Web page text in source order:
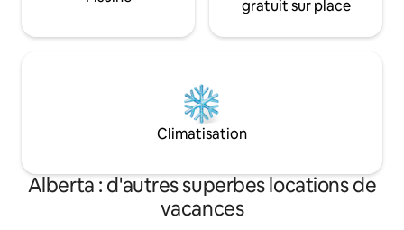
gratuit sur place
Climatisation
Alberta : d'autres superbes locations de
vacances